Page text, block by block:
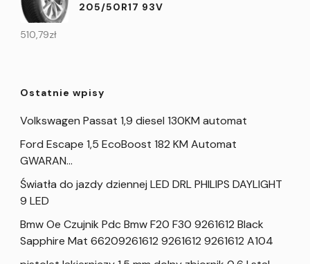
205/50R17 93V
510,79zł
Ostatnie wpisy
Volkswagen Passat 1,9 diesel 130KM automat
Ford Escape 1,5 EcoBoost 182 KM Automat
GWARAN…
Światła do jazdy dziennej LED DRL PHILIPS DAYLIGHT
9 LED
Bmw Oe Czujnik Pdc Bmw F20 F30 9261612 Black
Sapphire Mat 66209261612 9261612 9261612 A104